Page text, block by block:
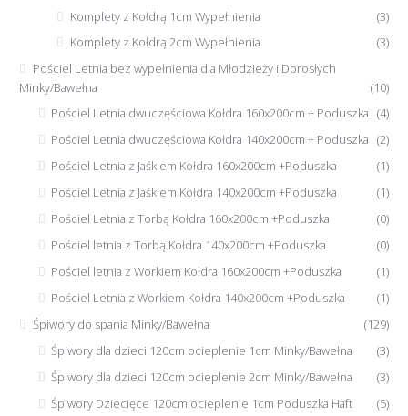
Komplety z Kołdrą 1cm Wypełnienia
(3)
Komplety z Kołdrą 2cm Wypełnienia
(3)
Pościel Letnia bez wypełnienia dla Młodzieży i Dorosłych
Minky/Bawełna
(10)
Pościel Letnia dwuczęściowa Kołdra 160x200cm + Poduszka (4)
Pościel Letnia dwuczęściowa Kołdra 140x200cm + Poduszka (2)
Pościel Letnia z Jaśkiem Kołdra 160x200cm +Poduszka
(1)
Pościel Letnia z Jaśkiem Kołdra 140x200cm +Poduszka
(1)
Pościel Letnia z Torbą Kołdra 160x200cm +Poduszka
(0)
Pościel letnia z Torbą Kołdra 140x200cm +Poduszka
(0)
Pościel letnia z Workiem Kołdra 160x200cm +Poduszka
(1)
Pościel Letnia z Workiem Kołdra 140x200cm +Poduszka
(1)
Śpiwory do spania Minky/Bawełna
(129)
Śpiwory dla dzieci 120cm ocieplenie 1cm Minky/Bawełna
(3)
Śpiwory dla dzieci 120cm ocieplenie 2cm Minky/Bawełna
(3)
Śpiwory Dziecięce 120cm ocieplenie 1cm Poduszka Haft
(5)